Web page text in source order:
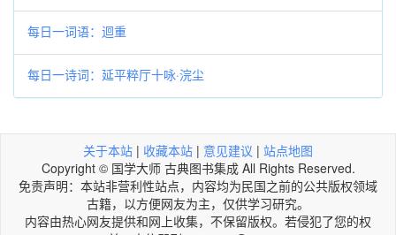
每日一词语：迴重
每日一诗词：延平粹厅十咏·浣尘
关于本站 | 收藏本站 | 意见建议 | 站点地图
Copyright © 国学大师 古典图书集成 All Rights Reserved.
免责声明：本站非营利性站点，内容均为民国之前的公共版权领域
古籍，以方便网友为主，仅供学习研究。
内容由热心网友提供和网上收集，不保留版权。若侵犯了您的权